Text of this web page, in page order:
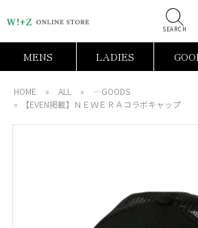
MENS LADIES
HOME » ALL »
―GOODS
»
【EVEN掲載】ＮＥＷＥＲＡコラボキャップ